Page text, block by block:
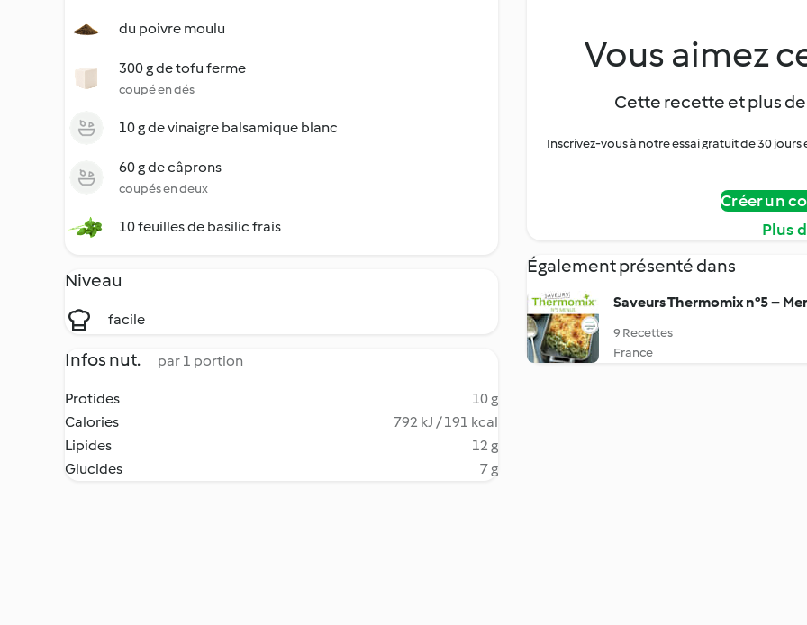
du poivre moulu
300 g de tofu ferme
coupé en dés
10 g de vinaigre balsamique blanc
60 g de câprons
coupés en deux
10 feuilles de basilic frais
Niveau
facile
Infos nut. par 1 portion
Protides
10 g
Calories
792 kJ / 191 kcal
Lipides
12 g
Glucides
7 g
Vous aimez
Cette recette et plus
Inscrivez-vous à notre essai gratuit de 30
Créer un
Plus
Également présenté dans
Saveurs Thermomix n°5 –
9 Recettes
France